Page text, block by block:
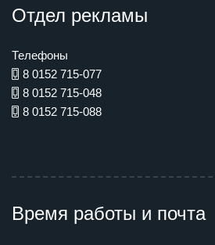
Отдел рекламы
Телефоны
8 0152 715-077
8 0152 715-048
8 0152 715-088
Время работы и почта